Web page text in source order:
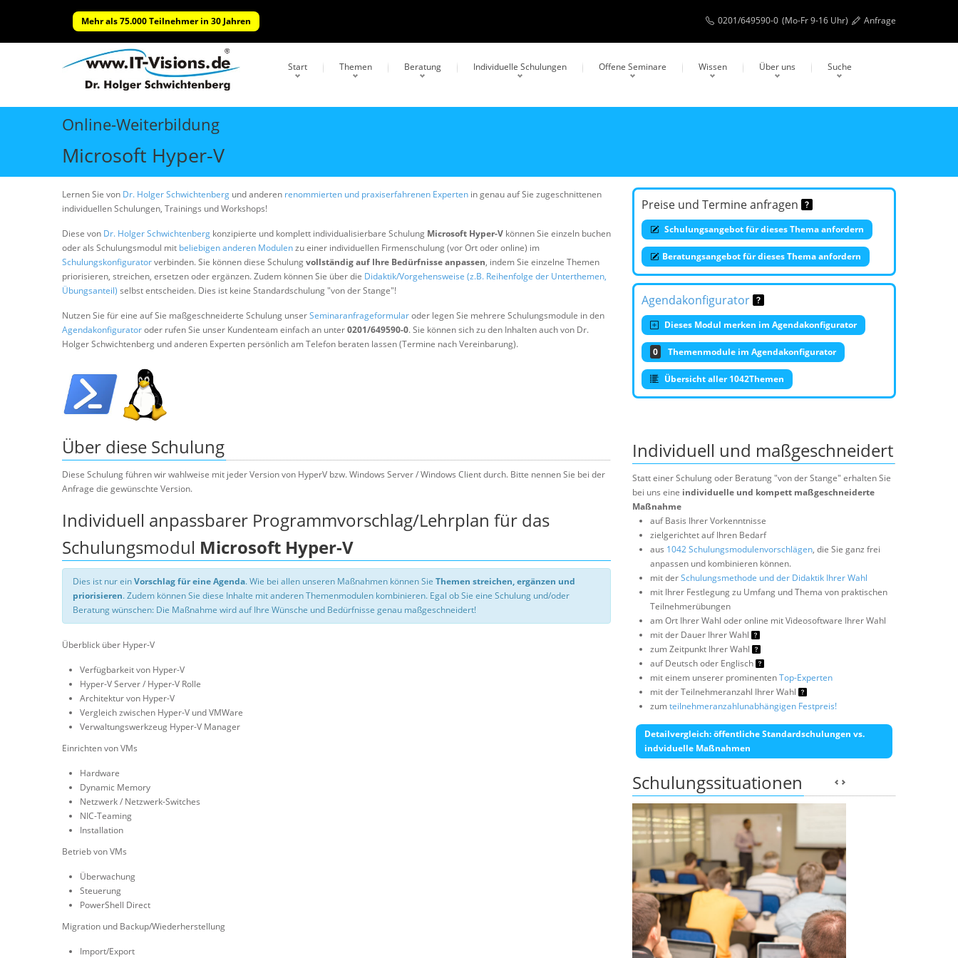
Mehr als 75.000 Teilnehmer in 30 Jahren 0201/649590-0 (Mo-Fr 9-16 Uhr) Anfrage
Start Themen Beratung Individuelle Schulungen Offene Seminare Wissen Über uns Suche
Online-Weiterbildung
Microsoft Hyper-V
Lernen Sie von Dr. Holger Schwichtenberg und anderen renommierten und praxiserfahrenen Experten in genau auf Sie zugeschnittenen
individuellen Schulungen, Trainings und Workshops!
Diese von Dr. Holger Schwichtenberg konzipierte und komplett individualisierbare Schulung Microsoft Hyper-V können Sie einzeln buchen
oder als Schulungsmodul mit beliebigen anderen Modulenzu einer individuellen Firmenschulung (vor Ort oder online) im
Schulungskonfiguratorverbinden. Sie können diese Schulungvollständig auf Ihre Bedürfnisse anpassen, indem Sie einzelne Themen
priorisieren, streichen, ersetzen oder ergänzen. Zudem können Sie über die Didaktik/Vorgehensweise (z.B. Reihenfolge der Unterthemen,
Übungsanteil) selbst entscheiden. Dies ist keine Standardschulung "von der Stange"!
Nutzen Sie für eine auf Sie maßgeschneiderte Schulung unserSeminaranfrageformularoder legen Sie mehrere Schulungsmodule in den
Agendakonfiguratoroder rufen Sie unser Kundenteam einfach an unter0201/649590-0. Sie können sich zu den Inhalten auch von Dr.
Holger Schwichtenberg und anderen Experten persönlich am Telefon beraten lassen (Termine nach Vereinbarung).
Preise und Termine anfragen
Schulungsangebot für dieses Thema anfordern
Beratungsangebot für dieses Thema anfordern
Agendakonfigurator
Dieses Modul merken im Agendakonfigurator
0 Themenmodule im Agendakonfigurator
Übersicht aller 1042Themen
Über diese Schulung
Diese Schulung führen wir wahlweise mit jeder Version von HyperV bzw. Windows Server / Windows Client durch. Bitte nennen Sie bei der
Anfrage die gewünschte Version.
Individuell anpassbarer Programmvorschlag/Lehrplan für das
Schulungsmodul Microsoft Hyper-V
Dies ist nur einVorschlag für eine Agenda. Wie bei allen unseren Maßnahmen können Sie Themen streichen, ergänzen und
priorisieren. Zudem können Sie diese Inhalte mit anderen Themenmodulen kombinieren. Egal ob Sie eine Schulung und/oder
Beratung wünschen: Die Maßnahme wird auf Ihre Wünsche und Bedürfnisse genau maßgeschneidert!
Überblick über Hyper-V
Verfügbarkeit von Hyper-V
Hyper-V Server / Hyper-V Rolle
Architektur von Hyper-V
Vergleich zwischen Hyper-V und VMWare
Verwaltungswerkzeug Hyper-V Manager
Einrichten von VMs
Hardware
Dynamic Memory
Netzwerk / Netzwerk-Switches
NIC-Teaming
Installation
Betrieb von VMs
Überwachung
Steuerung
PowerShell Direct
Migration und Backup/Wiederherstellung
Import/Export
Individuell und maßgeschneidert
Statt einer Schulung oder Beratung "von der Stange" erhalten Sie
bei uns eine individuelle und kompett maßgeschneiderte
Maßnahme
auf Basis Ihrer Vorkenntnisse
zielgerichtet auf Ihren Bedarf
aus 1042 Schulungsmodulenvorschlägen, die Sie ganz frei
anpassen und kombinieren können.
mit derSchulungsmethode und der Didaktik Ihrer Wahl
mit Ihrer Festlegung zu Umfang und Thema von praktischen
Teilnehmerübungen
am Ort Ihrer Wahl oder online mit Videosoftware Ihrer Wahl
mit der Dauer Ihrer Wahl
zum Zeitpunkt Ihrer Wahl
auf Deutsch oder Englisch
mit einem unserer prominentenTop-Experten
mit der Teilnehmeranzahl Ihrer Wahl
zumteilnehmeranzahlunabhängigen Festpreis!
Detailvergleich: öffentliche Standardschulungen vs.
indviduelle Maßnahmen
Schulungssituationen